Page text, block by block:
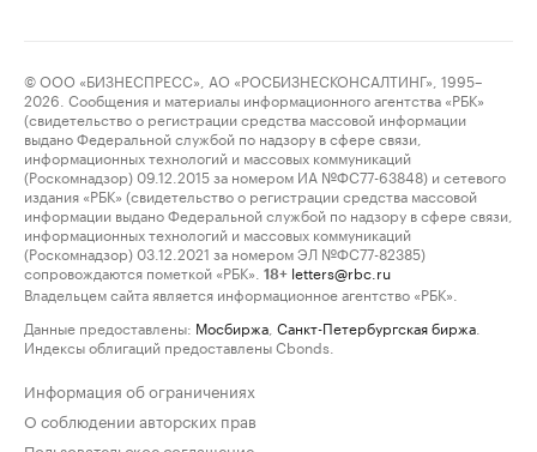
© ООО «БИЗНЕСПРЕСС», АО «РОСБИЗНЕСКОНСАЛТИНГ», 1995–
2026. Сообщения и материалы информационного агентства «РБК»
(свидетельство о регистрации средства массовой информации
выдано Федеральной службой по надзору в сфере связи,
информационных технологий и массовых коммуникаций
(Роскомнадзор) 09.12.2015 за номером ИА №ФС77-63848) и сетевого
издания «РБК» (свидетельство о регистрации средства массовой
информации выдано Федеральной службой по надзору в сфере связи,
информационных технологий и массовых коммуникаций
(Роскомнадзор) 03.12.2021 за номером ЭЛ №ФС77-82385)
сопровождаются пометкой «РБК».
18+ letters@rbc.ru
Владельцем сайта является информационное агентство «РБК».
Данные предоставлены: Мосбиржа Санкт-Петербургская биржа
Индексы облигаций предоставлены Cbonds.
Информация об ограничениях
О соблюдении авторских прав